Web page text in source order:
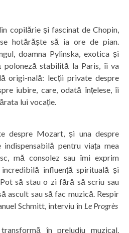
copilărie și fascinat de Chopin,
se hotărăște să ia ore de pian.
doamna Pylinska, exotica și
poloneză stabilită la Paris, îi va
origi-nală: lecții private despre
iubire, care, odată înțelese, îi
lui vocație.
despre Mozart, și una despre
indispensabilă pentru viața mea
mă consolez sau îmi exprim
influență spirituală și
să stau o zi fără să scriu sau
ascult sau să fac muzică. Respir
Schmitt, interviu în Le Progrès
în preludiu muzical.